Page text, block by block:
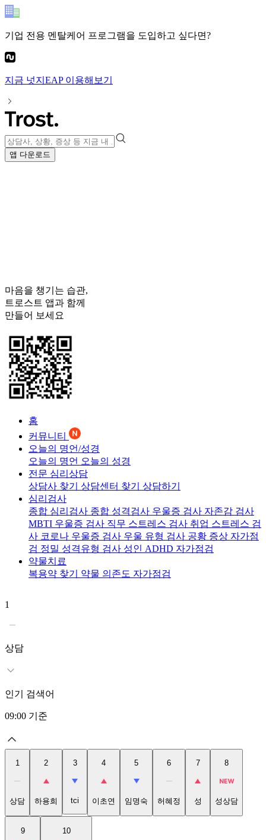
기업 전용 멘탈케어 프로그램을 도입하고 싶다면?
지금 넛지EAP이용해보기
앱 다운로드
마음을 챙기는 습관,
트로스트 앱과 함께
만들어 보세요
홈
커뮤니티
오늘의 명언/성경
오늘의 명언 오늘의 성경
전문 심리상담
상담사 찾기 상담센터 찾기 상담하기
심리검사
종합 심리검사 종합 성격검사 우울증 검사 자존감 검사
MBTI 우울증 검사 직무 스트레스 검사 취업 스트레스 검
사 코로나 우울증 검사 우울 유형 검사 공황 증상 자가점
검 정밀 성격유형 검사 성인 ADHD 자가점검
약물치료
복용약 찾기 약물 의존도 자가점검
1
상담
인기 검색어
09:00 기준
1
상담
2
하용희
3
tci
4
이초연
5
임명숙
6
허혜정
7
성
8
성상담
9 10